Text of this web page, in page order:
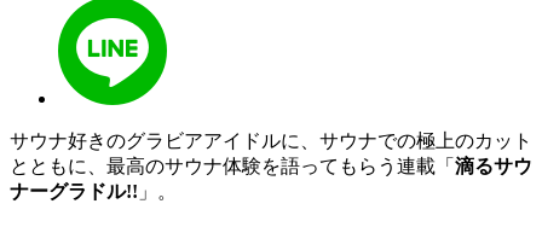
サウナ好きのグラビアアイドルに、サウナでの極上のカット
とともに、最高のサウナ体験を語ってもらう連載「 滴るサウ
ナーグラドル!! 」。